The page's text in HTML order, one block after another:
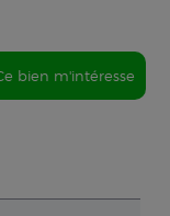
bien m'intéresse